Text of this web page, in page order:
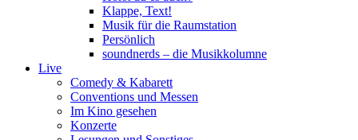
Klappe, Text!
Musik für die Raumstation
Persönlich
soundnerds – die Musikkolumne
Live
Comedy & Kabarett
Conventions und Messen
Im Kino gesehen
Konzerte